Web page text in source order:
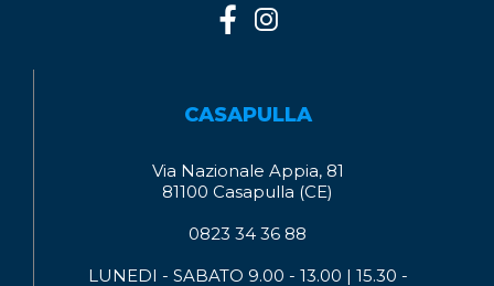
CASAPULLA
Via Nazionale Appia, 81
81100 Casapulla (CE)
0823 34 36 88
LUNEDI - SABATO 9.00 - 13.00 | 15.30 -